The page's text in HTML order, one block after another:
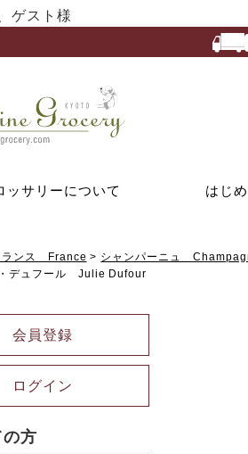
ゲスト様
ッサリーについて はじ
ランス France シャンパーニュ
デュフール Julie Dufour
会員登録
ログイン
方